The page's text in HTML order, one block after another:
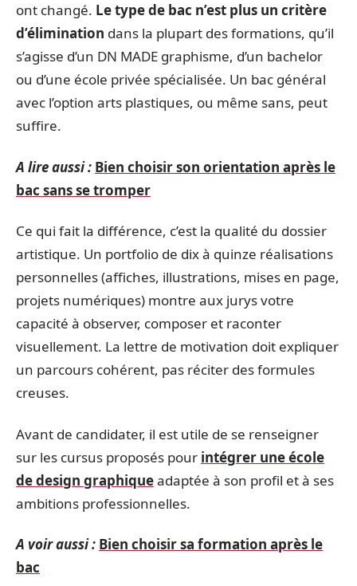
ont changé. Le type de bac n’est plus un critère
d’élimination dans la plupart des formations, qu’il
s’agisse d’un DN MADE graphisme, d’un bachelor
ou d’une école privée spécialisée. Un bac général
avec l’option arts plastiques, ou même sans, peut
suffire.
A lire aussi : Bien choisir son orientation après le
bac sans se tromper
Ce qui fait la différence, c’est la qualité du dossier
artistique. Un portfolio de dix à quinze réalisations
personnelles (affiches, illustrations, mises en page,
projets numériques) montre aux jurys votre
capacité à observer, composer et raconter
visuellement. La lettre de motivation doit expliquer
un parcours cohérent, pas réciter des formules
creuses.
Avant de candidater, il est utile de se renseigner
sur les cursus proposés pour intégrer une école
de design graphiqueadaptée à son profil et à ses
ambitions professionnelles.
A voir aussi : Bien choisir sa formation après le
bac